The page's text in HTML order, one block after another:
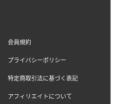
会員規約
プライバシーポリシー
特定商取引法に基づく表記
アフィリエイトについて